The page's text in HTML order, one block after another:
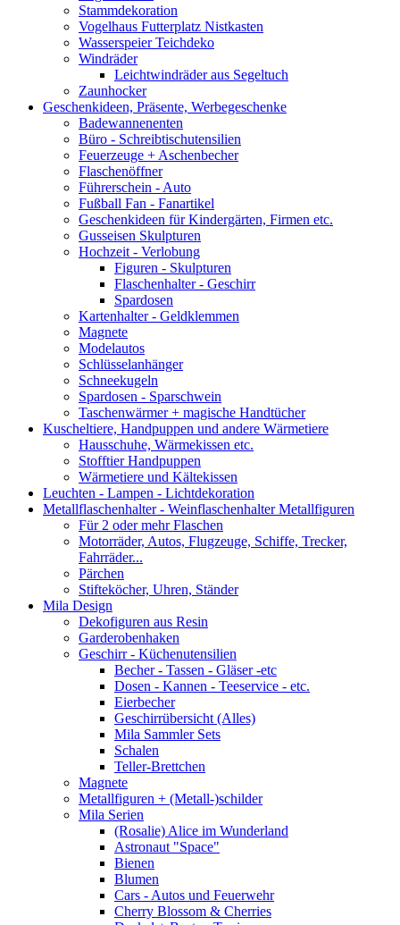
Stammdekoration
Vogelhaus Futterplatz Nistkasten
Wasserspeier Teichdeko
Windräder
Leichtwindräder aus Segeltuch
Zaunhocker
Geschenkideen, Präsente, Werbegeschenke
Badewannenenten
Büro - Schreibtischutensilien
Feuerzeuge + Aschenbecher
Flaschenöffner
Führerschein - Auto
Fußball Fan - Fanartikel
Geschenkideen für Kindergärten, Firmen etc.
Gusseisen Skulpturen
Hochzeit - Verlobung
Figuren - Skulpturen
Flaschenhalter - Geschirr
Spardosen
Kartenhalter - Geldklemmen
Magnete
Modelautos
Schlüsselanhänger
Schneekugeln
Spardosen - Sparschwein
Taschenwärmer + magische Handtücher
Kuscheltiere, Handpuppen und andere Wärmetiere
Hausschuhe, Wärmekissen etc.
Stofftier Handpuppen
Wärmetiere und Kältekissen
Leuchten - Lampen - Lichtdekoration
Metallflaschenhalter - Weinflaschenhalter Metallfiguren
Für 2 oder mehr Flaschen
Motorräder, Autos, Flugzeuge, Schiffe, Trecker,
Fahrräder...
Pärchen
Stifteköcher, Uhren, Ständer
Mila Design
Dekofiguren aus Resin
Garderobenhaken
Geschirr - Küchenutensilien
Becher - Tassen - Gläser -etc
Dosen - Kannen - Teeservice - etc.
Eierbecher
Geschirrübersicht (Alles)
Mila Sammler Sets
Schalen
Teller-Brettchen
Magnete
Metallfiguren + (Metall-)schilder
Mila Serien
(Rosalie) Alice im Wunderland
Astronaut "Space"
Bienen
Blumen
Cars - Autos und Feuerwehr
Cherry Blossom & Cherries